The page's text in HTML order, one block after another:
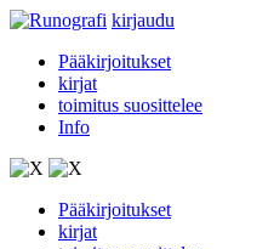
kirjaudu
Pääkirjoitukset
kirjat
toimitus suosittelee
Info
Pääkirjoitukset
kirjat